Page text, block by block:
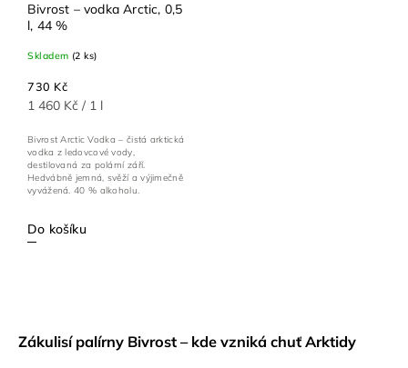
Bivrost – vodka Arctic, 0,5
l, 44 %
Skladem (2 ks)
730 Kč
1 460 Kč / 1 l
Do košíku
Bivrost Arctic Vodka – čistá arktická
vodka z ledovcové vody,
destilovaná za polární září.
Hedvábně jemná, svěží a výjimečně
vyvážená. 40 % alkoholu.
Zákulisí palírny Bivrost – kde vzniká chuť Arktidy